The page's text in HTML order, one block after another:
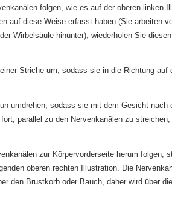
folgen, wie es auf der oberen linken
auf diese Weise erfasst haben (Sie arbeiten
Wirbelsäule hinunter), wiederholen Sie
Striche um, sodass sie in die Richtung auf
umdrehen, sodass sie mit dem Gesicht nach
parallel zu den Nervenkanälen zu
zur Körpervorderseite herum folgen,
oberen rechten Illustration. Die
den Brustkorb oder Bauch, daher wird über